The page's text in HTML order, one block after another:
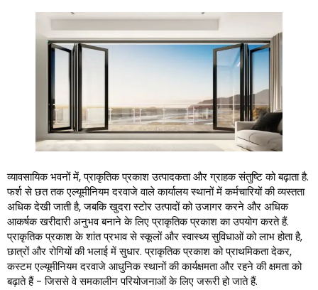
व्यावसायिक भवनों में, प्राकृतिक प्रकाश उत्पादकता और ग्राहक संतुष्टि को बढ़ाता है.
फर्श से छत तक एल्यूमीनियम दरवाजे वाले कार्यालय स्थानों में कर्मचारियों की व्यस्तता
अधिक देखी जाती है, जबकि खुदरा स्टोर उत्पादों को उजागर करने और अधिक
आकर्षक खरीदारी अनुभव बनाने के लिए प्राकृतिक प्रकाश का उपयोग करते हैं.
प्राकृतिक प्रकाश के शांत प्रभाव से स्कूलों और स्वास्थ्य सुविधाओं को लाभ होता है,
छात्रों और रोगियों की भलाई में सुधार. प्राकृतिक प्रकाश को प्राथमिकता देकर,
कस्टम एल्यूमीनियम दरवाजे आधुनिक स्थानों की कार्यक्षमता और रहने की क्षमता को
बढ़ाते हैं - जिससे वे समकालीन परियोजनाओं के लिए जरूरी हो जाते हैं.